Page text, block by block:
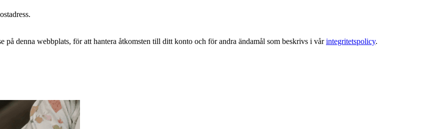
denna webbplats, för att hantera åtkomsten till ditt konto och för andra ändamål som beskrivs i vårintegritetspolicy.